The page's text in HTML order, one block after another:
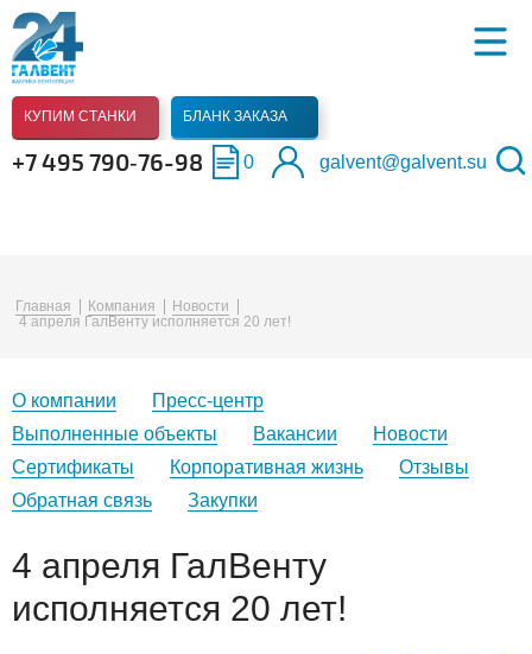
КУПИМ СТАНКИ БЛАНК ЗАКАЗА
+7 495 790‑76-98 0 galvent@galvent.su
Главная Компания
Новости
4 апреля ГалВенту исполняется 20 лет!
О компании
Пресс-центр
Выполненные объекты
Вакансии
Новости
Сертификаты
Корпоративная жизнь
Отзывы
Обратная связь
Закупки
4 апреля ГалВенту
исполняется 20 лет!